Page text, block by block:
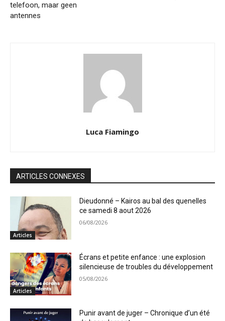
telefoon, maar geen
antennes
Luca Fiamingo
ARTICLES CONNEXES
Articles
Dieudonné – Kairos au bal des quenelles
ce samedi 8 aout 2026
06/08/2026
Articles
Écrans et petite enfance : une explosion
silencieuse de troubles du développement
05/08/2026
Punir avant de juger – Chronique d’un été